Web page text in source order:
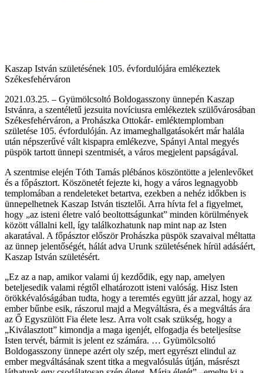
Kaszap István születésének 105. évfordulójára emlékeztek
Székesfehérváron
2021.03.25. – Gyümölcsoltó Boldogasszony ünnepén Kaszap
Istvánra, a szentéletű jezsuita novíciusra emlékeztek szülővárosában
Székesfehérváron, a Prohászka Ottokár- emléktemplomban
születése 105. évfordulóján. Az imameghallgatásokért már halála
után népszerűvé vált kispapra emlékezve, Spányi Antal megyés
püspök tartott ünnepi szentmisét, a város megjelent papságával.
A szentmise elején Tóth Tamás plébános köszöntötte a jelenlevőket
és a főpásztort. Köszönetét fejezte ki, hogy a város legnagyobb
templomában a rendeleteket betartva, ezekben a nehéz időkben is
ünnepelhetnek Kaszap István tisztelői. Arra hívta fel a figyelmet,
hogy „az isteni életre való beoltottságunkat” minden körülmények
között vállalni kell, így találkozhatunk nap mint nap az Isten
akaratával. A főpásztor először Prohászka püspök szavaival méltatta
az ünnep jelentőségét, hálát adva Urunk születésének hírül adásáért,
Kaszap István születésért.
„Ez az a nap, amikor valami új kezdődik, egy nap, amelyen
beteljesedik valami régtől elhatározott isteni valóság. Hisz Isten
örökkévalóságában tudta, hogy a teremtés együtt jár azzal, hogy az
ember bűnbe esik, rászorul majd a Megváltásra, és a megváltás ára
az Ő Egyszülött Fia élete lesz. Arra volt csak szükség, hogy a
„Kiválasztott” kimondja a maga igenjét, elfogadja és beteljesítse
Isten tervét, bármit is jelent ez számára. … Gyümölcsoltó
Boldogasszony ünnepe azért oly szép, mert egyrészt elindul az
ember megváltásának szent titka a megvalósulás útján, másrészt